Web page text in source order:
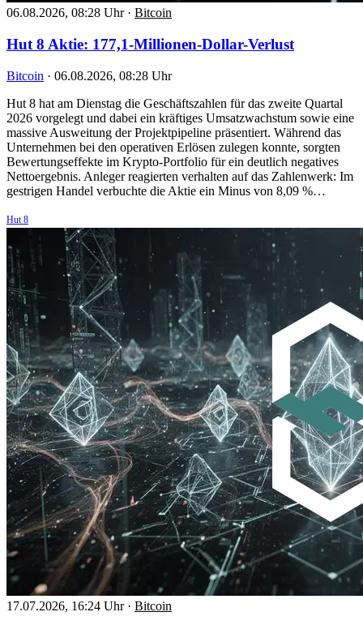
06.08.2026, 08:28 Uhr · Bitcoin
Hut 8 Aktie: 177,1-Millionen-Dollar-Verlust
Bitcoin · 06.08.2026, 08:28 Uhr
Hut 8 hat am Dienstag die Geschäftszahlen für das zweite Quartal
2026 vorgelegt und dabei ein kräftiges Umsatzwachstum sowie eine
massive Ausweitung der Projektpipeline präsentiert. Während das
Unternehmen bei den operativen Erlösen zulegen konnte, sorgten
Bewertungseffekte im Krypto-Portfolio für ein deutlich negatives
Nettoergebnis. Anleger reagierten verhalten auf das Zahlenwerk: Im
gestrigen Handel verbuchte die Aktie ein Minus von 8,09 %…
Hut 8
17.07.2026, 16:24 Uhr · Bitcoin